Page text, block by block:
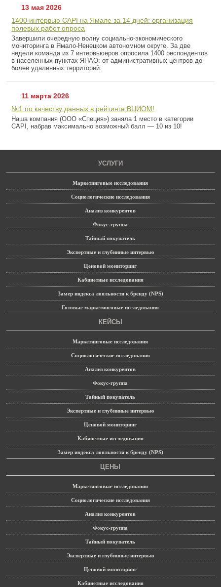
13 мая 2026
1400 интервью CAPI на Ямале за 14 дней: организация
полевых работ опроса
Завершили очередную волну социально-экономического
мониторинга в Ямало-Ненецком автономном округе. За две
недели команда из 7 интервьюеров опросила 1400 респондентов
в населенных пунктах ЯНАО: от административных центров до
более удаленных территорий.
11 марта 2026
№1 по качеству данных в рейтинге ВЦИОМ!
Наша компания (ООО «Специя») заняла 1 место в категории
CAPI, набрав максимально возможный балл — 10 из 10!
УСЛУГИ
Маркетинговые исследования
Социологические исследования
Анализ конкурентов
Фокус-группа
Тайный покупатель
Экспертные и глубинные интервью
Ценовой мониторинг
Кабинетные исследования
Замер индекса лояльности к бренду (NPS)
Готовые маркетинговые исследования
КЕЙСЫ
Маркетинговые исследования
Социологические исследования
Анализ конкурентов
Фокус-группа
Тайный покупатель
Экспертные и глубинные интервью
Ценовой мониторинг
Кабинетные исследования
Замер индекса лояльности к бренду (NPS)
ЦЕНЫ
Маркетинговые исследования
Социологические исследования
Анализ конкурентов
Фокус-группа
Тайный покупатель
Экспертные и глубинные интервью
Ценовой мониторинг
Кабинетные исследования